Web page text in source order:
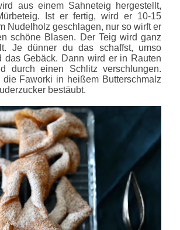
aus einem Sahneteig hergestellt,
Ist er fertig, wird er 10-15
Nudelholz geschlagen, nur so wirft er
schöne Blasen. Der Teig wird ganz
Je dünner du das schaffst, umso
das Gebäck. Dann wird er in Rauten
durch einen Schlitz verschlungen.
die Faworki in heißem Butterschmalz
bestäubt.